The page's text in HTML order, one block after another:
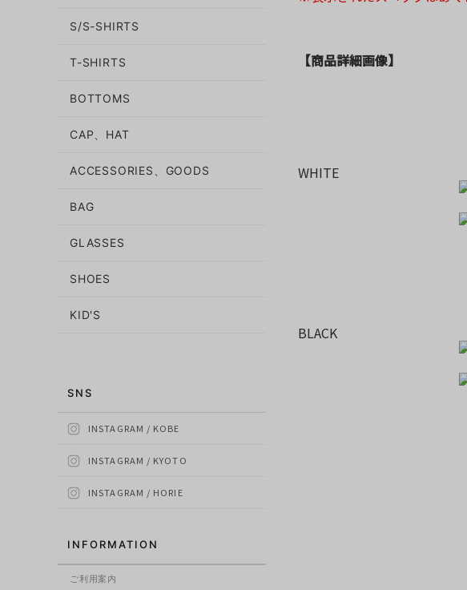
【商品詳細画像】
WHITE
BLACK
S/S-SHIRTS
T-SHIRTS
BOTTOMS
CAP、HAT
ACCESSORIES、GOODS
BAG
GLASSES
SHOES
KID'S
SNS
INSTAGRAM / KOBE
INSTAGRAM / KYOTO
INSTAGRAM / HORIE
INFORMATION
ご利用案内